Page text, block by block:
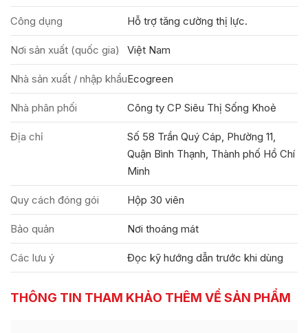
Công dụng Hỗ trợ tăng cường thị lực.
Nơi sản xuất (quốc gia) Việt Nam
Nhà sản xuất / nhập khẩuEcogreen
Nhà phân phối Công ty CP Siêu Thị Sống Khoẻ
Địa chỉ
Số 58 Trần Quý Cáp, Phường 11,
Quận Bình Thạnh, Thành phố Hồ Chí
Minh
Quy cách đóng gói Hộp 30 viên
Bảo quản Nơi thoáng mát
Các lưu ý Đọc kỹ hướng dẫn trước khi dùng
THÔNG TIN THAM KHẢO THÊM VỀ SẢN PHẨM